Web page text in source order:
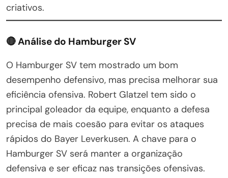
criativos.
🔴Análise do Hamburger SV
O Hamburger SV tem mostrado um bom
desempenho defensivo, mas precisa melhorar sua
eficiência ofensiva. Robert Glatzel tem sido o
principal goleador da equipe, enquanto a defesa
precisa de mais coesão para evitar os ataques
rápidos do Bayer Leverkusen. A chave para o
Hamburger SV será manter a organização
defensiva e ser eficaz nas transições ofensivas.